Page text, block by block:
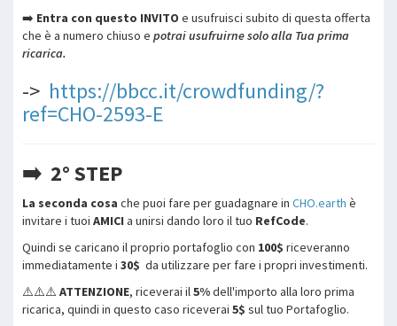
➡️ Entra con questo INVITO e usufruisci subito di questa offerta
che è a numero chiuso e potrai usufruirne solo alla Tua prima
ricarica.
-> https://bbcc.it/crowdfunding/?
ref=CHO-2593-E
➡️ 2° STEP
La seconda cosa che puoi fare per guadagnare in CHO.earth è
invitare i tuoi AMICI a unirsi dando loro il tuo RefCode.
Quindi se caricano il proprio portafoglio con 100$ riceveranno
immediatamente i 30$ da utilizzare per fare i propri investimenti.
⚠️⚠️⚠️ ATTENZIONE, riceverai il 5%dell'importo alla loro prima
ricarica, quindi in questo caso riceverai 5$ sul tuo Portafoglio.